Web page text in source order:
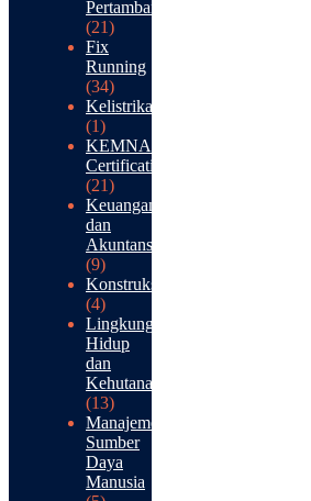
Pertambangan
(21)
Fix
Running
(34)
Kelistrikan
(1)
KEMNAKER
Certification
(21)
Keuangan
dan
Akuntansi
(9)
Konstruksi
(4)
Lingkungan
Hidup
dan
Kehutanan
(13)
Manajemen
Sumber
Daya
Manusia